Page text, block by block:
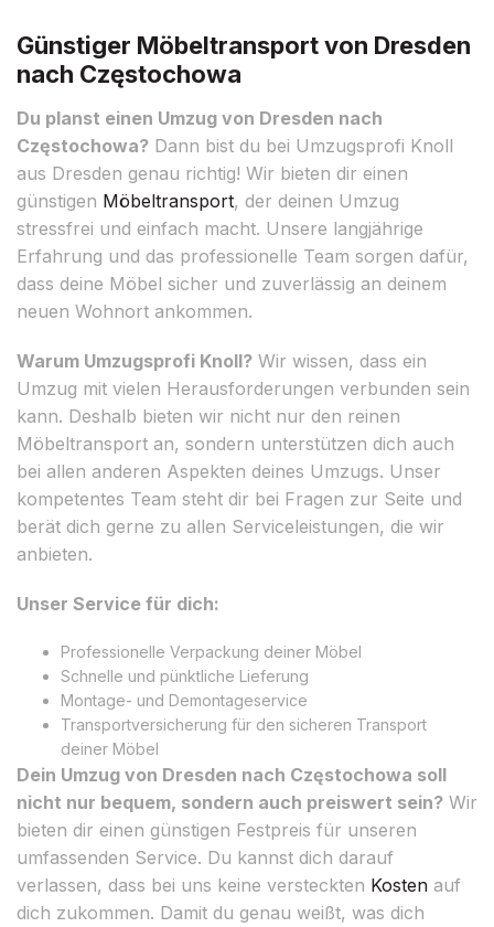
Günstiger Möbeltransport von Dresden
nach Częstochowa
Du planst einen Umzug von Dresden nach
Częstochowa? Dann bist du bei Umzugsprofi Knoll
aus Dresden genau richtig! Wir bieten dir einen
günstigen Möbeltransport, der deinen Umzug
stressfrei und einfach macht. Unsere langjährige
Erfahrung und das professionelle Team sorgen dafür,
dass deine Möbel sicher und zuverlässig an deinem
neuen Wohnort ankommen.
Warum Umzugsprofi Knoll? Wir wissen, dass ein
Umzug mit vielen Herausforderungen verbunden sein
kann. Deshalb bieten wir nicht nur den reinen
Möbeltransport an, sondern unterstützen dich auch
bei allen anderen Aspekten deines Umzugs. Unser
kompetentes Team steht dir bei Fragen zur Seite und
berät dich gerne zu allen Serviceleistungen, die wir
anbieten.
Unser Service für dich:
Professionelle Verpackung deiner Möbel
Schnelle und pünktliche Lieferung
Montage- und Demontageservice
Transportversicherung für den sicheren Transport
deiner Möbel
Dein Umzug von Dresden nach Częstochowa soll
nicht nur bequem, sondern auch preiswert sein? Wir
bieten dir einen günstigen Festpreis für unseren
umfassenden Service. Du kannst dich darauf
verlassen, dass bei uns keine versteckten Kosten auf
dich zukommen. Damit du genau weißt, was dich